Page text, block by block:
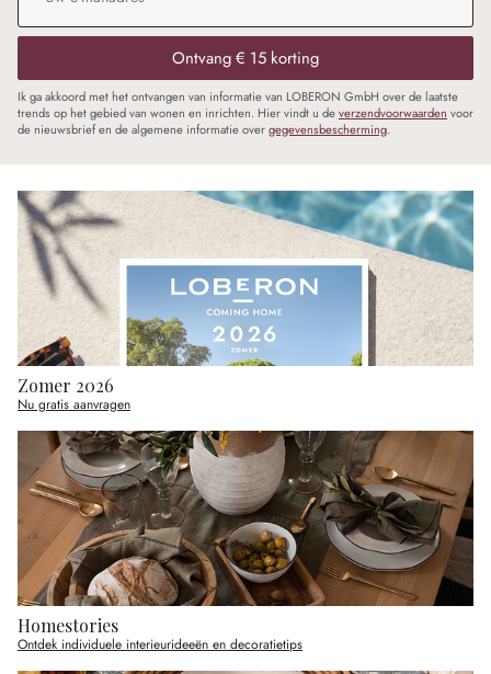
Ontvang € 15 korting
Ik ga akkoord met het ontvangen van informatie van LOBERON GmbH over de laatste
trends op het gebied van wonen en inrichten. Hier vindt u deverzendvoorwaarden voor
de nieuwsbrief en de algemene informatie overgegevensbescherming.
Zomer 2026
Nu gratis aanvragen
Homestories
Ontdek individuele interieurideeën en decoratietips